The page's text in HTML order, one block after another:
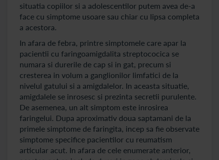
situatia copiilor si a adolescentilor putem avea de-a
face cu simptome usoare sau chiar cu lipsa completa
a acestora.
In afara de febra, printre simptomele care apar la
pacientii cu faringoamigdalita streptococica se
numara si durerile de cap si in gat, precum si
cresterea in volum a ganglionilor limfatici de la
nivelul gatului si a amigdalelor. In aceasta situatie,
amigdalele se inrosesc si prezinta secretii purulente.
De asemenea, un alt simptom este inrosirea
faringelui. Dupa aproximativ doua saptamani de la
primele simptome de faringita, incep sa fie observate
simptome specifice pacientilor cu reumatism
articular acut. In afara de cele enumerate anterior,